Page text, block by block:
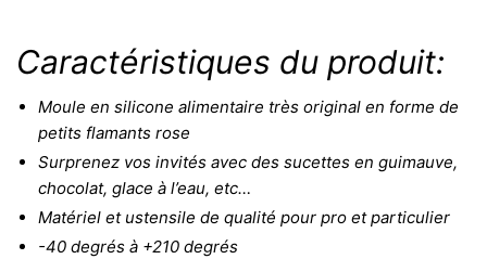
Caractéristiques du produit:
Moule en silicone alimentaire très original en forme de
petits flamants rose
Surprenez vos invités avec des sucettes en guimauve,
chocolat, glace à l’eau, etc…
Matériel et ustensile de qualité pour pro et particulier
-40 degrés à +210 degrés